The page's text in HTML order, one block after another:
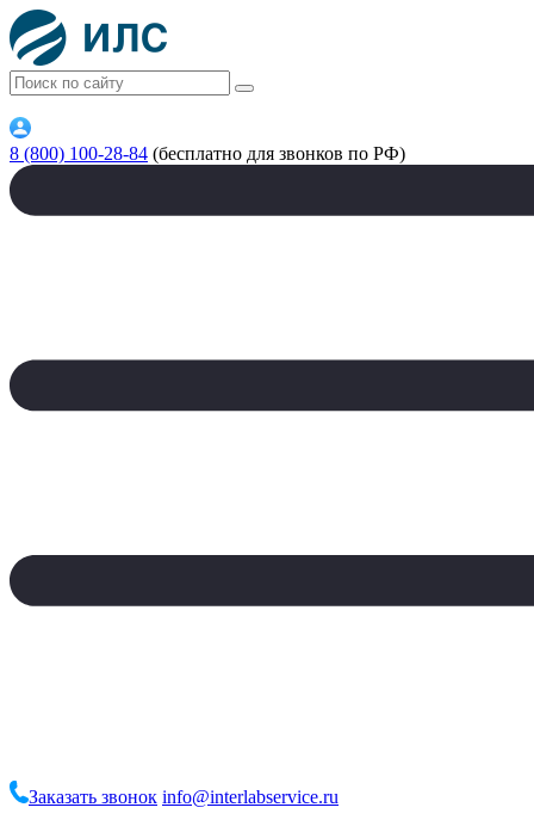
8 (800) 100-28-84 (бесплатно для звонков по РФ)
Заказать звонок info@interlabservice.ru